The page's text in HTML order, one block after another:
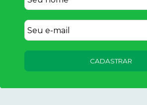
CADASTRAR